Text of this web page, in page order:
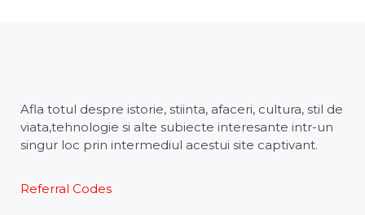
Afla totul despre istorie, stiinta, afaceri, cultura, stil de
viata,tehnologie si alte subiecte interesante intr-un
singur loc prin intermediul acestui site captivant.
Referral Codes